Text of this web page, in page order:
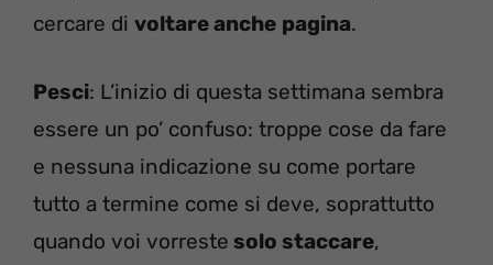
cercare di voltare anche pagina.
Pesci: L’inizio di questa settimana sembra
essere un po’ confuso: troppe cose da fare
e nessuna indicazione su come portare
tutto a termine come si deve, soprattutto
quando voi vorreste solo staccare,